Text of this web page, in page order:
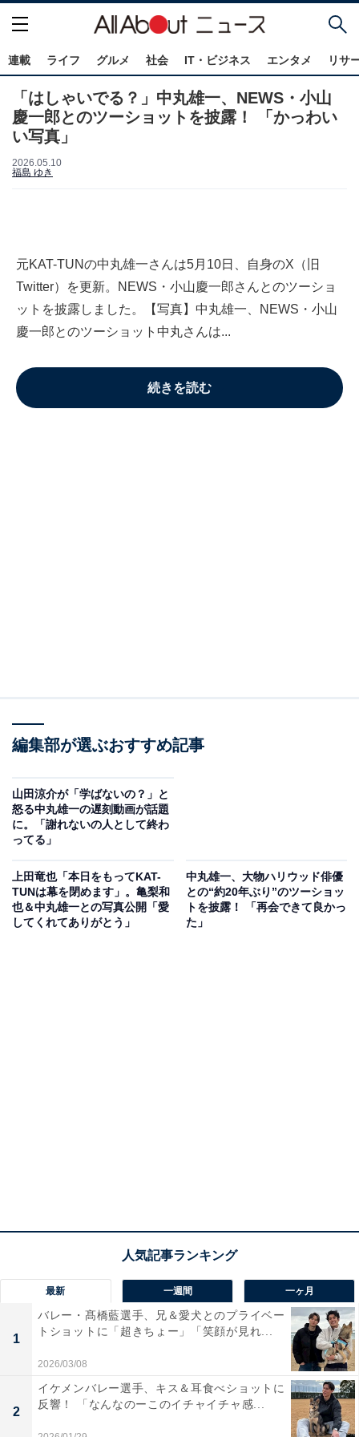
連載 ライフ グルメ 社会 IT・ビジネス エンタメ リサ
「はしゃいでる？」中丸雄一、NEWS・小山
慶一郎とのツーショットを披露！ 「かっわい
い写真」
2026.05.10
福島 ゆき
元KAT-TUNの中丸雄一さんは5月10日、自身のX（旧
Twitter）を更新。NEWS・小山慶一郎さんとのツーショ
ットを披露しました。【写真】中丸雄一、NEWS・小山
慶一郎とのツーショット中丸さんは...
続きを読む
編集部が選ぶおすすめ記事
山田涼介が「学ばないの？」と
怒る中丸雄一の遅刻動画が話題
に。「謝れないの人として終わ
ってる」
上田竜也「本日をもってKAT-
TUNは幕を閉めます」。亀梨和
也＆中丸雄一との写真公開「愛
してくれてありがとう」
中丸雄一、大物ハリウッド俳優
との“約20年ぶり”のツーショッ
トを披露！ 「再会できて良かっ
た」
最新 一週間 一ヶ月
1
バレー・髙橋藍選手、兄＆愛犬とのプライベー
トショットに「超きちょー」「笑顔が見れ...
2026/03/08
2
イケメンバレー選手、キス＆耳食べショットに
反響！ 「なんなのーこのイチャイチャ感...